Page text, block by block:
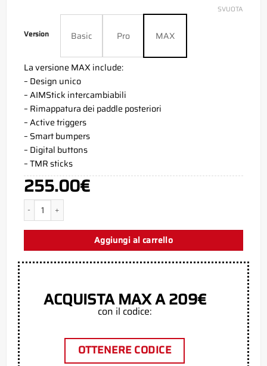
Version Basic Pro MAX
SVUOTA
La versione MAX include:
– Design unico
– AIMStick intercambiabili
– Rimappatura dei paddle posteriori
– Active triggers
– Smart bumpers
– Digital buttons
– TMR sticks
255.00€
Joker Silver PS5 Aim Controller quantità
Aggiungi al carrello
ACQUISTA MAX A 209€
con il codice:
OTTENERE CODICE